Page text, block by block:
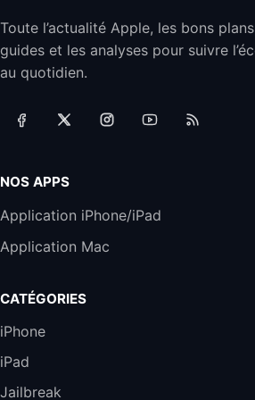
Jabra Biz 2300 - Casque
auriculaire Quick
Filaire avec Microphone
Téléphones de Bureau
Harman Kardon
289,47€
Blanc
Toute l’actualité Apple, les bons
guides et les analyses pour suivre
au quotidien.
NOS APPS
Application iPhone/iPad
Application Mac
CATÉGORIES
iPhone
iPad
Jailbreak